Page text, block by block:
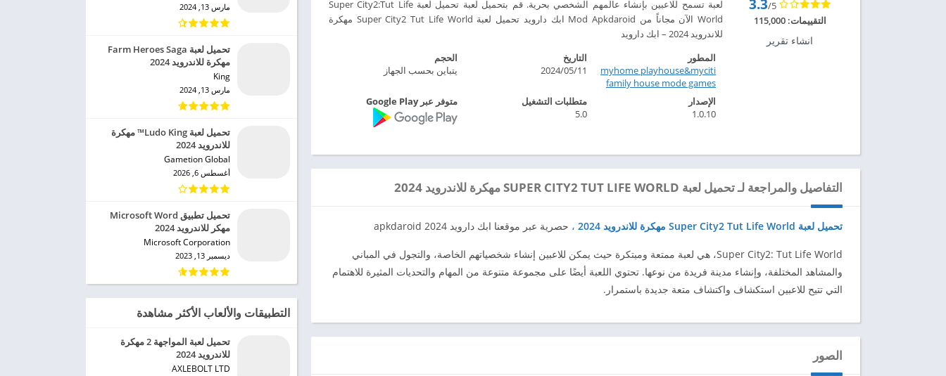
لعبة تسمح للاعبين بإنشاء عالمهم الشخصي بحرية. قم بتحميل لعبة تحميل لعبة Super City2:Tut Life
World الآن مجاناً من Mod Apkdaroid ابك دارويد تحميل لعبة Super City2 Tut Life World مهكرة
للاندرويد 2024 – ابك دارويد
3.3/5
التقييمات:115,000
انشاء تقرير
المطور
myhome playhouse&myciti
family house mode games‏
التاريخ
2024/05/11
الحجم
يتباين بحسب الجهاز
الإصدار
1.0.10
متطلبات التشغيل
5.0
متوفر عبر Google Play
التفاصيل والمراجعة لـ تحميل لعبة SUPER CITY2 TUT LIFE WORLD مهكرة للاندرويد 2024
تحميل لعبة Super City2 Tut Life World مهكرة للاندرويد 2024 ، حصرية عبر موقعنا ابك دارويد 2024 apkdaroid
Super City2: Tut Life World، هي لعبة ممتعة ومبتكرة حيث يمكن للاعبين إنشاء شخصياتهم الخاصة، والتجول في المباني
والمشاهد المختلفة، وإنشاء مدينة فريدة من نوعها. تحتوي اللعبة أيضًا على مجموعة متنوعة من المهام والتحديات المثيرة للاهتمام
التي تتيح للاعبين استكشاف واكتشاف متعة جديدة باستمرار.
الصور
مارس 13, 2024
تحميل لعبة Farm Heroes Saga
مهكرة للاندرويد 2024
King‏
مارس 13, 2024
تحميل لعبة Ludo King™ مهكرة
للاندرويد 2024
Gametion Global‏
أغسطس 6, 2026
تحميل تطبيق Microsoft Word
مهكر للاندرويد 2024
Microsoft Corporation‏
ديسمبر 13, 2023
التطبيقات والألعاب الأكثر مشاهدة
تحميل لعبة المواجهة 2 مهكرة
للاندرويد 2024
AXLEBOLT LTD‏